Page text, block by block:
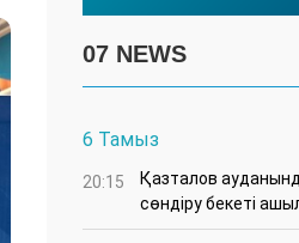
07 NEWS
6 Тамыз
20:15
Қазталов
сөндіру бекеті